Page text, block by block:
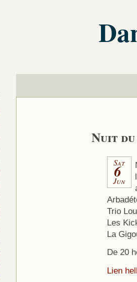
Nuit
Sat
6
Jun
Trio
Les
La
De 20
Lien